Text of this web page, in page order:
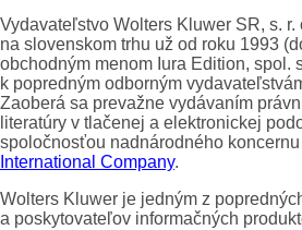
Vydavateľstvo Wolters Kluwer SR, s. r.
na slovenskom trhu už od roku 1993
obchodným menom Iura Edition, spol.
k popredným odborným
Zaoberá sa prevažne vydávaním
literatúry v tlačenej a elektronickej
spoločnosťou nadnárodného koncernu
International Company.
Wolters Kluwer je jedným z
a poskytovateľov informačných